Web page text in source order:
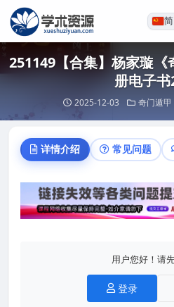
251149【合集】杨家璇《
册电子书
2025-12-03 奇门遁甲
详情介绍 常见问题
用户您好！请
登录